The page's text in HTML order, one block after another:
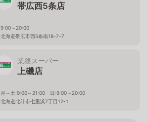
帯広西5条店
9:00～20:00
北海道帯広市西5条南18-7-7
業務スーパー
上磯店
月～土:9:00～21:00 日:9:00～20:00
北海道北斗市七重浜7丁目12-1